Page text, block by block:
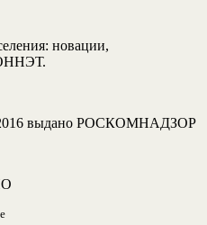
новации,
выдано РОСКОМНАДЗОР